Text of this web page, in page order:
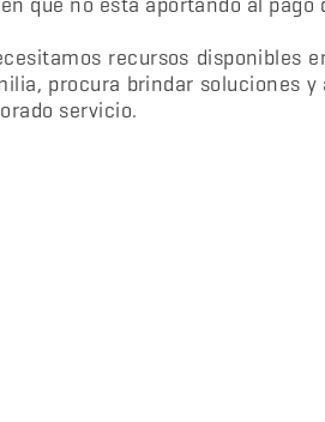
recursos disponibles
procura brindar soluciones
servicio.